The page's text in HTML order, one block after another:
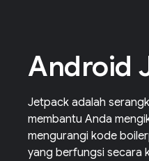
Android
Jetpack adalah
membantu Anda
mengurangi kode
yang berfungsi secara